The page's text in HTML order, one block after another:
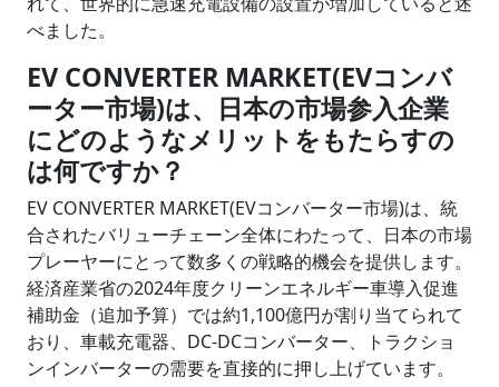
べました。
EV CONVERTER MARKET(EVコンバ
ーター市場)は、日本の市場参入企業
にどのようなメリットをもたらすの
は何ですか？
EV CONVERTER MARKET(EVコンバーター市場)は、統
合されたバリューチェーン全体にわたって、日本の市場
プレーヤーにとって数多くの戦略的機会を提供します。
経済産業省の2024年度クリーンエネルギー車導入促進
補助金（追加予算）では約1,100億円が割り当てられて
おり、車載充電器、DC-DCコンバーター、トラクショ
ンインバーターの需要を直接的に押し上げています。